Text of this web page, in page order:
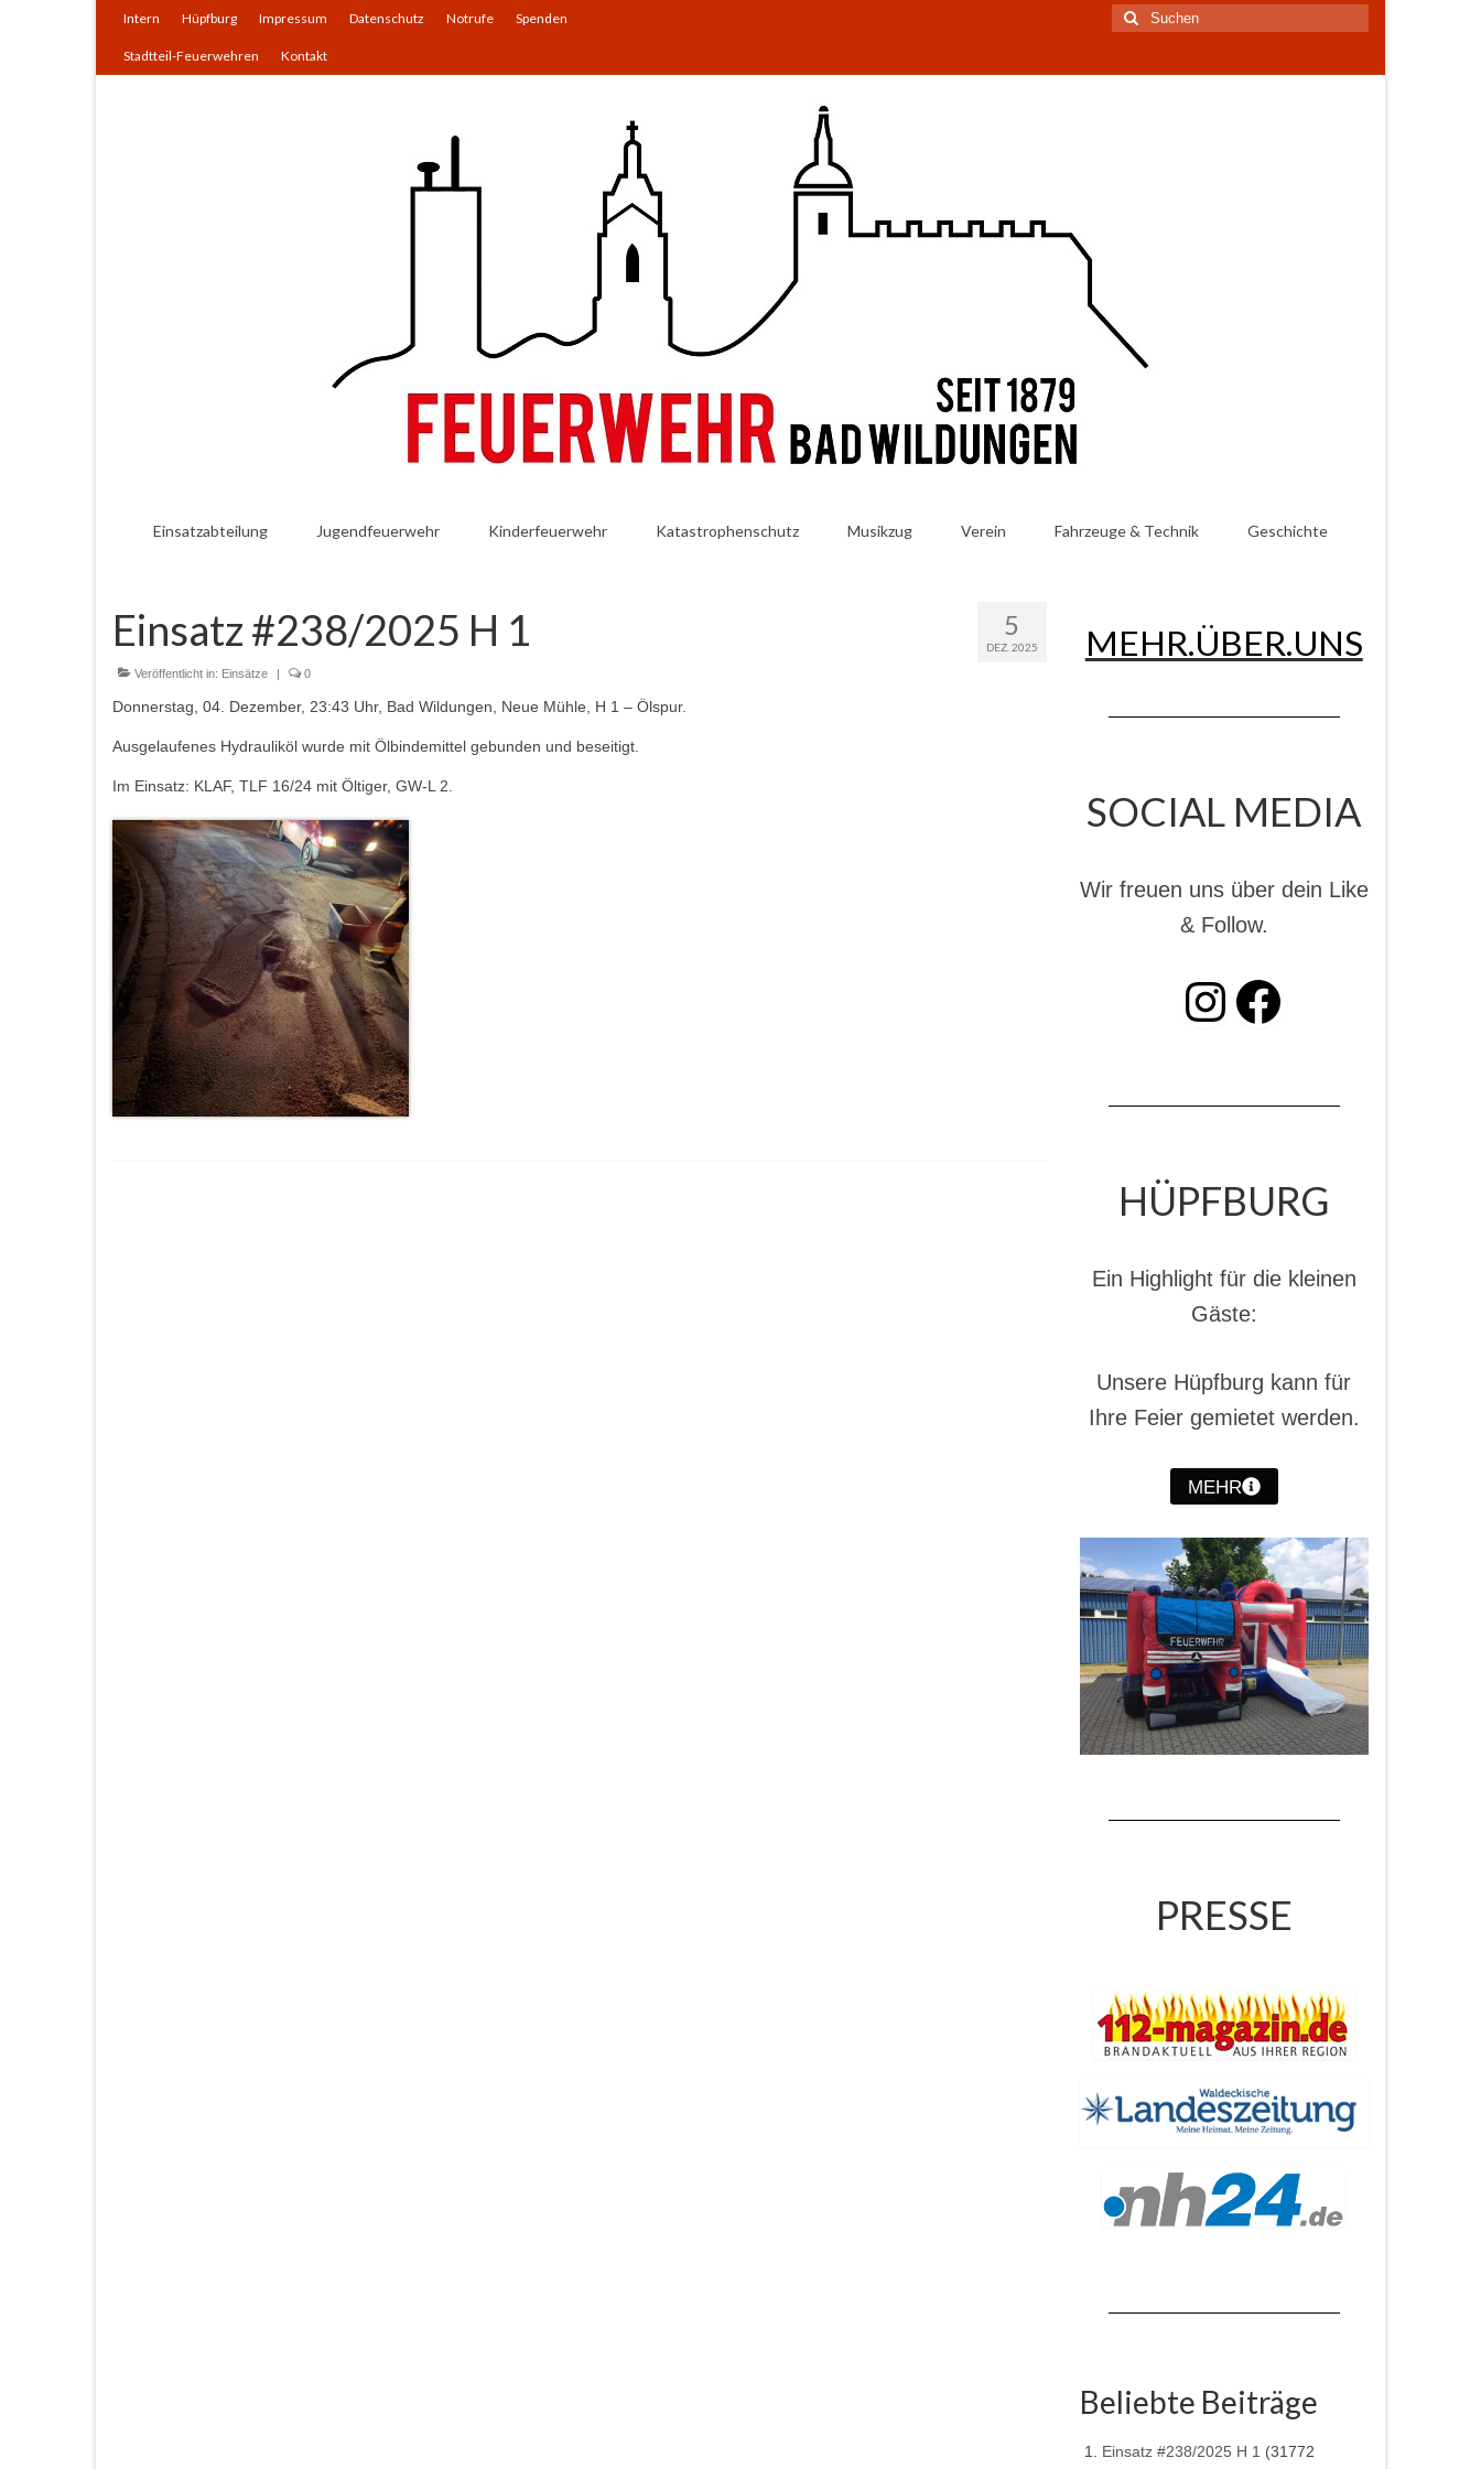
Intern Hüpfburg Impressum Datenschutz Notrufe Spenden
Stadtteil-Feuerwehren Kontakt
Suchen
nach:
Einsatzabteilung Jugendfeuerwehr Kinderfeuerwehr Katastrophenschutz Musikzug Verein Fahrzeuge & Technik Geschichte
5
DEZ. 2025
Einsatz #238/2025 H 1
Veröffentlicht in: Einsätze | 0
Donnerstag, 04. Dezember, 23:43 Uhr, Bad Wildungen, Neue Mühle, H 1 – Ölspur.
Ausgelaufenes Hydrauliköl wurde mit Ölbindemittel gebunden und beseitigt.
Im Einsatz: KLAF, TLF 16/24 mit Öltiger, GW-L 2.
MEHR.ÜBER.UNS
SOCIAL MEDIA
Wir freuen uns über dein Like
& Follow.
INSTAGRAM Facebook
HÜPFBURG
Ein Highlight für die kleinen
Gäste:
Unsere Hüpfburg kann für
Ihre Feier gemietet werden.
MEHR
PRESSE
Beliebte Beiträge
Einsatz #238/2025 H 1 (31772